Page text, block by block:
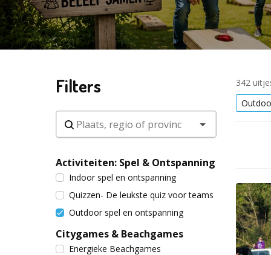
Filters
Activiteiten: Spel & Ontspanning
Indoor spel en ontspanning
Quizzen- De leukste quiz voor teams
Outdoor spel en ontspanning
Citygames & Beachgames
Energieke Beachgames
342